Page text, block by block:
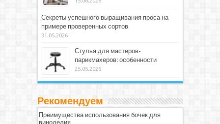
Секреты успешного выращивания проса на
примере проверенных сортов
31.05.2026
Стулья для мастеров-
парикмахеров: особенности
25.05.2026
Рекомендуем
Преимущества использования бочек для
виноделия